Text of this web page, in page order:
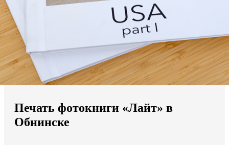
Мы доставляем по всему миру
Продолжить без города
Печать фотокниги «Лайт» в
Обнинске